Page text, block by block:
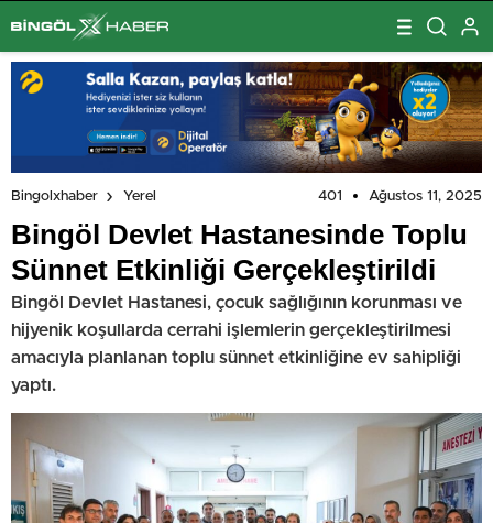
Bingolxhaber Yerel 401 Ağustos 11, 2025
Bingöl Devlet Hastanesinde Toplu
Sünnet Etkinliği Gerçekleştirildi
Bingöl Devlet Hastanesi, çocuk sağlığının korunması ve
hijyenik koşullarda cerrahi işlemlerin gerçekleştirilmesi
amacıyla planlanan toplu sünnet etkinliğine ev sahipliği
yaptı.